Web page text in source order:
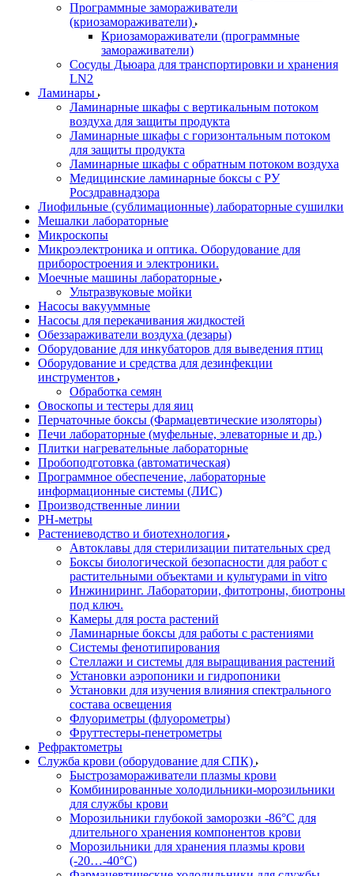
Программные замораживатели
(криозамораживатели)
Криозамораживатели (программные
замораживатели)
Сосуды Дьюара для транспортировки и хранения
LN2
Ламинары
Ламинарные шкафы с вертикальным потоком
воздуха для защиты продукта
Ламинарные шкафы с горизонтальным потоком
для защиты продукта
Ламинарные шкафы с обратным потоком воздуха
Медицинские ламинарные боксы с РУ
Росздравнадзора
Лиофильные (сублимационные) лабораторные сушилки
Мешалки лабораторные
Микроскопы
Микроэлектроника и оптика. Оборудование для
приборостроения и электроники.
Моечные машины лабораторные
Ультразвуковые мойки
Насосы вакууммные
Насосы для перекачивания жидкостей
Обеззараживатели воздуха (дезары)
Оборудование для инкубаторов для выведения птиц
Оборудование и средства для дезинфекции
инструментов
Обработка семян
Овоскопы и тестеры для яиц
Перчаточные боксы (Фармацевтические изоляторы)
Печи лабораторные (муфельные, элеваторные и др.)
Плитки нагревательные лабораторные
Пробоподготовка (автоматическая)
Программное обеспечение, лабораторные
информационные системы (ЛИС)
Производственные линии
РH-метры
Растениеводство и биотехнология
Автоклавы для стерилизации питательных сред
Боксы биологической безопасности для работ с
растительными объектами и культурами in vitro
Инжиниринг. Лаборатории, фитотроны, биотроны
под ключ.
Камеры для роста растений
Ламинарные боксы для работы с растениями
Системы фенотипирования
Стеллажи и системы для выращивания растений
Установки аэропоники и гидропоники
Установки для изучения влияния спектрального
состава освещения
Флуориметры (флуорометры)
Фруттестеры-пенетрометры
Рефрактометры
Служба крови (оборудование для СПК)
Быстрозамораживатели плазмы крови
Комбинированные холодильники-морозильники
для службы крови
Морозильники глубокой заморозки -86°С для
длительного хранения компонентов крови
Морозильники для хранения плазмы крови
(-20…-40°С)